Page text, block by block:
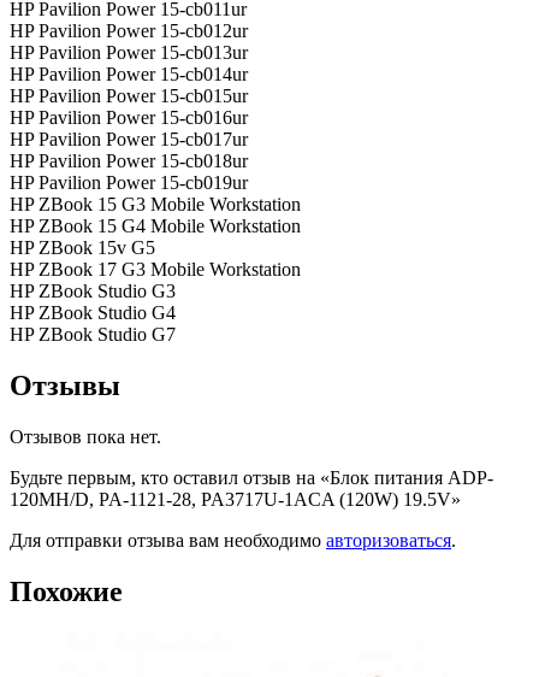
HP Pavilion Power 15-cb011ur
HP Pavilion Power 15-cb012ur
HP Pavilion Power 15-cb013ur
HP Pavilion Power 15-cb014ur
HP Pavilion Power 15-cb015ur
HP Pavilion Power 15-cb016ur
HP Pavilion Power 15-cb017ur
HP Pavilion Power 15-cb018ur
HP Pavilion Power 15-cb019ur
HP ZBook 15 G3 Mobile Workstation
HP ZBook 15 G4 Mobile Workstation
HP ZBook 15v G5
HP ZBook 17 G3 Mobile Workstation
HP ZBook Studio G3
HP ZBook Studio G4
HP ZBook Studio G7
Отзывы
Отзывов пока нет.
Будьте первым, кто оставил отзыв на «Блок питания ADP-
120MH/D, PA-1121-28, PA3717U-1ACA (120W) 19.5V»
Для отправки отзыва вам необходимо авторизоваться.
Похожие